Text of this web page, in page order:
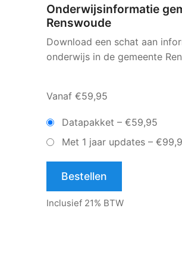
Onderwijsinformatie
Renswoude
Download een schat aan
onderwijs in de gemeente
Vanaf €59,95
Datapakket – €59,95
Met 1 jaar updates –
Bestellen
Inclusief 21% BTW